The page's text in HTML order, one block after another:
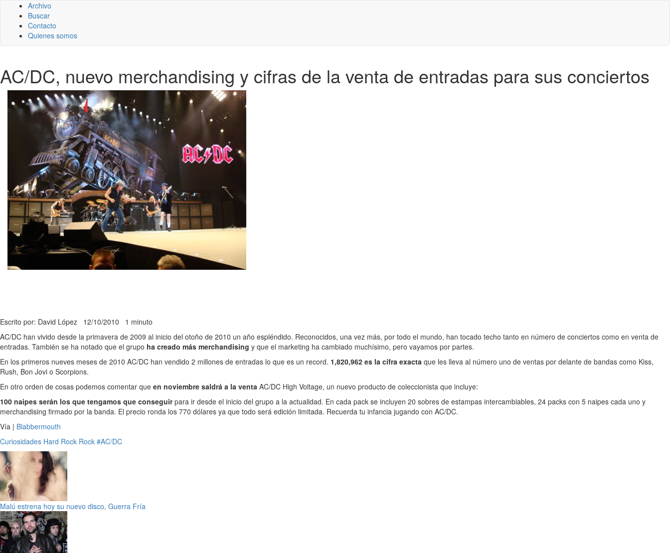
Archivo
Buscar
Contacto
Quienes somos
AC/DC, nuevo merchandising y cifras de la venta de entradas para sus conciertos
Escrito por: David López 12/10/2010 1 minuto
AC/DC han vivido desde la primavera de 2009 al inicio del otoño de 2010 un año espléndido. Reconocidos, una vez más, por todo el mundo, han tocado techo tanto en número de conciertos como en venta de
entradas. También se ha notado que el grupo ha creado más merchandising y que el marketing ha cambiado muchísimo, pero vayamos por partes.
En los primeros nueves meses de 2010 AC/DC han vendido 2 millones de entradas lo que es un record. 1,820,962 es la cifra exacta que les lleva al número uno de ventas por delante de bandas como Kiss,
Rush, Bon Jovi o Scorpions.
En otro orden de cosas podemos comentar que en noviembre saldrá a la venta AC/DC High Voltage, un nuevo producto de coleccionista que incluye:
100 naipes serán los que tengamos que conseguirpara ir desde el inicio del grupo a la actualidad. En cada pack se incluyen 20 sobres de estampas intercambiables, 24 packs con 5 naipes cada uno y
merchandising firmado por la banda. El precio ronda los 770 dólares ya que todo será edición limitada. Recuerda tu infancia jugando con AC/DC.
Vía | Blabbermouth
Curiosidades Hard Rock Rock #AC/DC
Malú estrena hoy su nuevo disco, Guerra Fría